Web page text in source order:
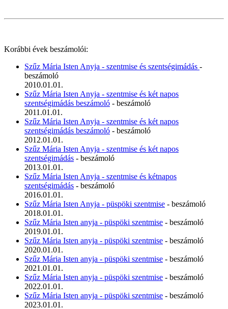
Korábbi évek beszámolói:
Szűz Mária Isten Anyja - szentmise és szentségimádás -
beszámoló
2010.01.01.
Szűz Mária Isten Anyja - szentmise és két napos
szentségimádás beszámoló - beszámoló
2011.01.01.
Szűz Mária Isten Anyja - szentmise és két napos
szentségimádás beszámoló - beszámoló
2012.01.01.
Szűz Mária Isten Anyja - szentmise és két napos
szentségimádás - beszámoló
2013.01.01.
Szűz Mária Isten Anyja - szentmise és kétnapos
szentségimádás - beszámoló
2016.01.01.
Szűz Mária Isten Anyja - püspöki szentmise - beszámoló
2018.01.01.
Szűz Mária Isten anyja - püspöki szentmise - beszámoló
2019.01.01.
Szűz Mária Isten anyja - püspöki szentmise - beszámoló
2020.01.01.
Szűz Mária Isten anyja - püspöki szentmise - beszámoló
2021.01.01.
Szűz Mária Isten anyja - püspöki szentmise - beszámoló
2022.01.01.
Szűz Mária Isten anyja - püspöki szentmise - beszámoló
2023.01.01.